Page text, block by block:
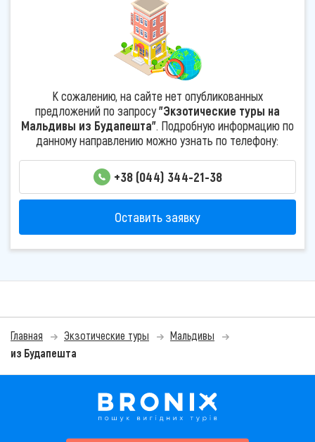
К сожалению, на сайте нет опубликованных
предложений по запросу"Экзотические туры на
Мальдивы из Будапешта". Подробную информацию по
данному направлению можно узнать по телефону:
+38 (044) 344-21-38
Оставить заявку
Главная Экзотические туры
Мальдивы
из Будапешта